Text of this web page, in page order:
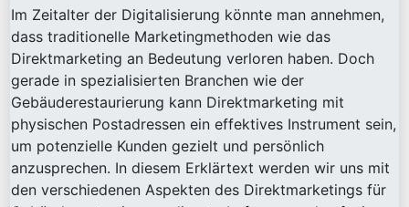
Im Zeitalter der Digitalisierung könnte man annehmen,
dass traditionelle Marketingmethoden wie das
Direktmarketing an Bedeutung verloren haben. Doch
gerade in spezialisierten Branchen wie der
Gebäuderestaurierung kann Direktmarketing mit
physischen Postadressen ein effektives Instrument sein,
um potenzielle Kunden gezielt und persönlich
anzusprechen. In diesem Erklärtext werden wir uns mit
den verschiedenen Aspekten des Direktmarketings für